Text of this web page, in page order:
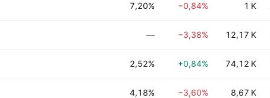
7,20% −0,84% 1 K
— −3,38% 12,17 K
2,52% +0,84% 74,12 K
4,18% −3,60% 8,67 K